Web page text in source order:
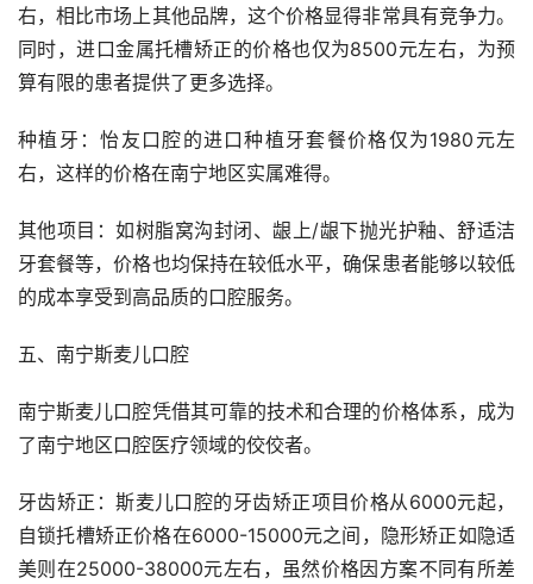
右，相比市场上其他品牌，这个价格显得非常具有竞争力。
同时，进口金属托槽矫正的价格也仅为8500元左右，为预
算有限的患者提供了更多选择。
种植牙：怡友口腔的进口种植牙套餐价格仅为1980元左
右，这样的价格在南宁地区实属难得。
其他项目：如树脂窝沟封闭、龈上/龈下抛光护釉、舒适洁
牙套餐等，价格也均保持在较低水平，确保患者能够以较低
的成本享受到高品质的口腔服务。
五、南宁斯麦儿口腔
南宁斯麦儿口腔凭借其可靠的技术和合理的价格体系，成为
了南宁地区口腔医疗领域的佼佼者。
牙齿矫正：斯麦儿口腔的牙齿矫正项目价格从6000元起，
自锁托槽矫正价格在6000-15000元之间，隐形矫正如隐适
美则在25000-38000元左右，虽然价格因方案不同有所差